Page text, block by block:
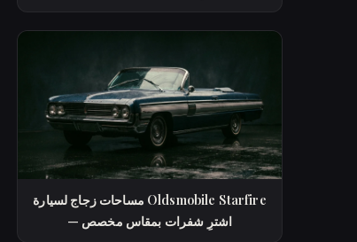
مساحات زجاج لسيارة Oldsmobile Starfire
— اشترِ شفرات بمقاس مخصص